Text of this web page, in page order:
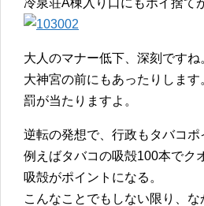
冷泉荘A棟入り口にもポイ捨て
大人のマナー低下、深刻ですね
大神宮の前にもあったりします
罰が当たりますよ。
逆転の発想で、行政もタバコポ
例えばタバコの吸殻100本でク
吸殻がポイントになる。
こんなことでもしない限り、